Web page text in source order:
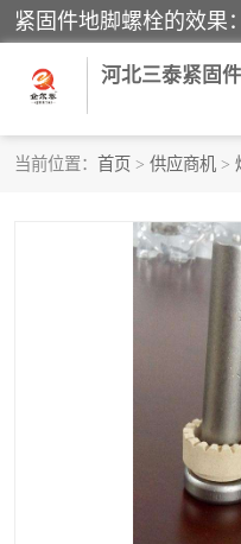
河北三泰紧固
当前位置： 首页 > 供应商机 >